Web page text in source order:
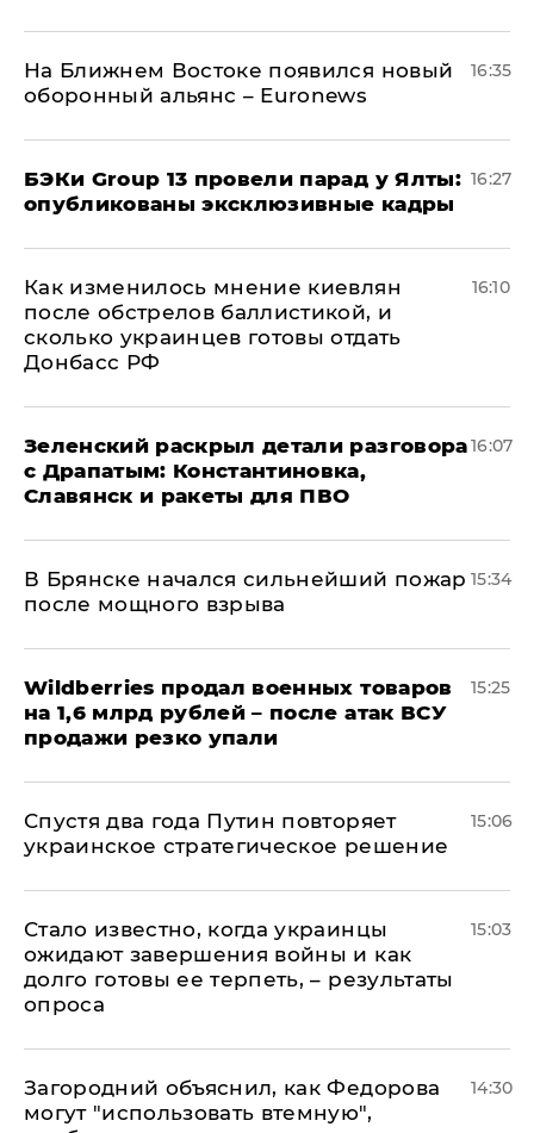
На Ближнем Востоке появился новый
оборонный альянс – Euronews
16:35
​БЭКи Group 13 провели парад у Ялты:
опубликованы эксклюзивные кадры
16:27
Как изменилось мнение киевлян
после обстрелов баллистикой, и
сколько украинцев готовы отдать
Донбасс РФ
16:10
​Зеленский раскрыл детали разговора
с Драпатым: Константиновка,
Славянск и ракеты для ПВО
16:07
В Брянске начался сильнейший пожар
после мощного взрыва
15:34
​Wildberries продал военных товаров
на 1,6 млрд рублей – после атак ВСУ
продажи резко упали
15:25
Спустя два года Путин повторяет
украинское стратегическое решение
15:06
Стало известно, когда украинцы
ожидают завершения войны и как
долго готовы ее терпеть, – результаты
опроса
15:03
Загородний объяснил, как Федорова
могут "использовать втемную",
14:30